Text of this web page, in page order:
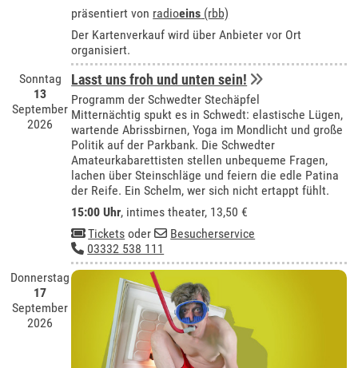
präsentiert von radioeins (rbb)
Der Kartenverkauf wird über Anbieter vor Ort
organisiert.
Sonntag
13
September
2026
Lasst uns froh und unten sein!
Programm der Schwedter Stechäpfel
Mitternächtig spukt es in Schwedt: elastische Lügen,
wartende Abrissbirnen, Yoga im Mondlicht und große
Politik auf der Parkbank. Die Schwedter
Amateurkabarettisten stellen unbequeme Fragen,
lachen über Steinschläge und feiern die edle Patina
der Reife. Ein Schelm, wer sich nicht ertappt fühlt.
15:00 Uhr, intimes theater, 13,50 €
Tickets oder
Besucherservice
03332 538 111
Donnerstag
17
September
2026